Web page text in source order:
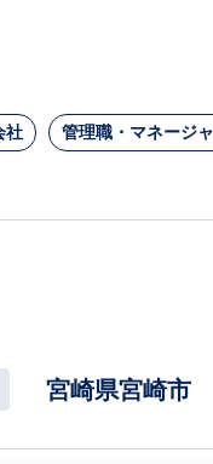
社 管理職・マネージ
宮崎県宮崎市